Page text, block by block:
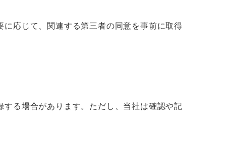
応じて、関連する第三者の同意を事前に取得
る場合があります。ただし、当社は確認や記